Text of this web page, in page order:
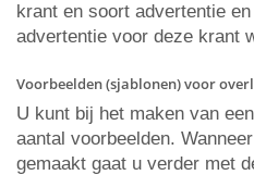
krant en soort advertentie
advertentie voor deze krant
Voorbeelden (sjablonen) voor
U kunt bij het maken van
aantal voorbeelden.
gemaakt gaat u verder met